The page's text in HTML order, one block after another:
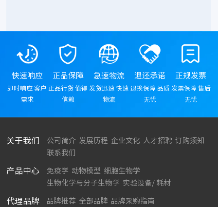
快速响应
即时响应 客户
需求
正品保障
正品行货 值得
信赖
急速物流
发货迅速 快速
物流
退还承诺
退换保障 品质
无忧
正规发票
发票保障 售后
无忧
关于我们 公司简介 发展历程 企业文化 人才招聘 订购须知
联系我们
产品中心 免疫学 动物模型 细胞生物学
生物化学与分子生物学 实验设备/ 耗材
代理品牌 品牌推荐 全部品牌 品牌采购指南